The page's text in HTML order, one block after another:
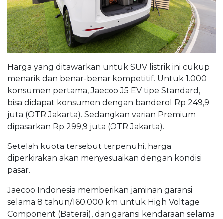
Harga yang ditawarkan untuk SUV listrik ini cukup
menarik dan benar-benar kompetitif. Untuk 1.000
konsumen pertama, Jaecoo J5 EV tipe Standard,
bisa didapat konsumen dengan banderol Rp 249,9
juta (OTR Jakarta). Sedangkan varian Premium
dipasarkan Rp 299,9 juta (OTR Jakarta).
Setelah kuota tersebut terpenuhi, harga
diperkirakan akan menyesuaikan dengan kondisi
pasar.
Jaecoo Indonesia memberikan jaminan garansi
selama 8 tahun/160.000 km untuk High Voltage
Component (Baterai), dan garansi kendaraan selama